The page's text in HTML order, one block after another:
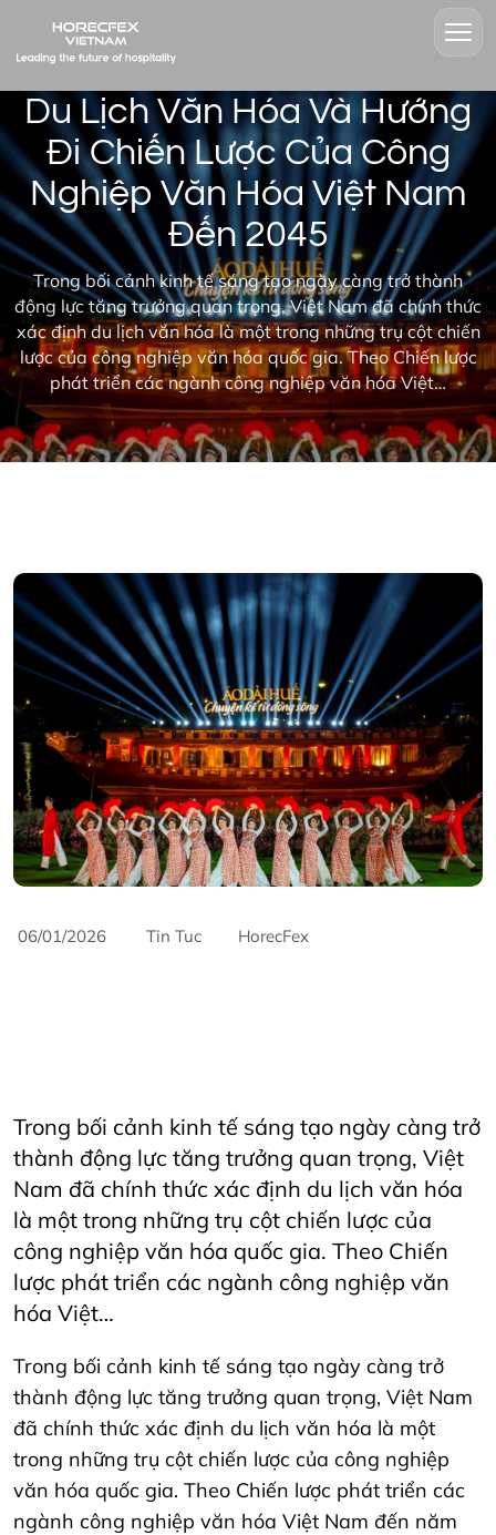
Du Lịch Văn Hóa Và Hướng
Đi Chiến Lược Của Công
Nghiệp Văn Hóa Việt Nam
Đến 2045
Trong bối cảnh kinh tế sáng tạo ngày càng trở thành
động lực tăng trưởng quan trọng, Việt Nam đã chính thức
xác định du lịch văn hóa là một trong những trụ cột chiến
lược của công nghiệp văn hóa quốc gia. Theo Chiến lược
phát triển các ngành công nghiệp văn hóa Việt…
06/01/2026 Tin Tuc HorecFex
Trong bối cảnh kinh tế sáng tạo ngày càng trở
thành động lực tăng trưởng quan trọng, Việt
Nam đã chính thức xác định du lịch văn hóa
là một trong những trụ cột chiến lược của
công nghiệp văn hóa quốc gia. Theo Chiến
lược phát triển các ngành công nghiệp văn
hóa Việt…
Trong bối cảnh kinh tế sáng tạo ngày càng trở
thành động lực tăng trưởng quan trọng, Việt Nam
đã chính thức xác định du lịch văn hóa là một
trong những trụ cột chiến lược của công nghiệp
văn hóa quốc gia. Theo Chiến lược phát triển các
ngành công nghiệp văn hóa Việt Nam đến năm